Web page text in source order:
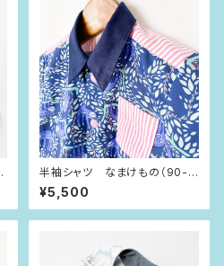
半袖シャツ なまけもの（90-1
00size）
¥5,500